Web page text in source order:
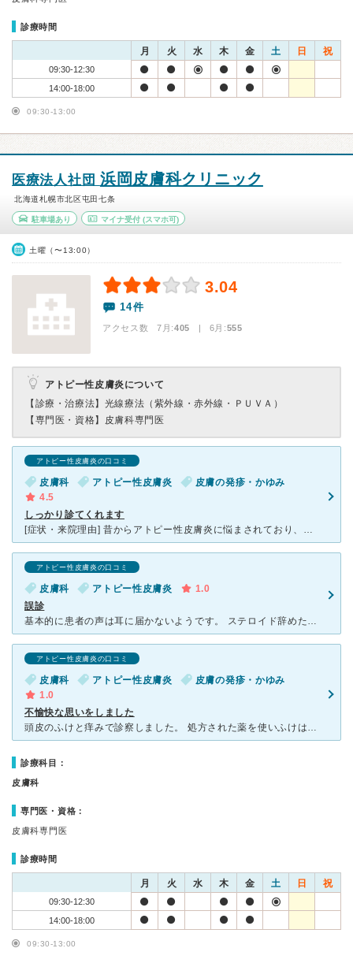
診療時間
月 火 水 木 金 土 日 祝
09:30-12:30
14:00-18:00
09:30-13:00
医療法人社団 浜岡皮膚科クリニック
北海道札幌市北区屯田七条
駐車場あり マイナ受付(スマホ可)
土曜（〜13:00）
3.04
14件
アクセス数 7月:405 | 6月:555
アトピー性皮膚炎について
【診療・治療法】 光線療法（紫外線・赤外線・ＰＵＶＡ）
【専門医・資格】 皮膚科専門医
アトピー性皮膚炎の口コミ
皮膚科 アトピー性皮膚炎
皮膚の発疹・かゆみ
4.5
しっかり診てくれます
[症状・来院理由] 昔からアトピー性皮膚炎に悩まされており、知人に良い皮膚科があると教えてもらい浜岡皮膚科クリニック行ってみました。 [医師の診断・治療法] 他の皮膚科に通っていた頃はあまり症状
アトピー性皮膚炎の口コミ
皮膚科 アトピー性皮膚炎
1.0
誤診
基本的に患者の声は耳に届かないようです。 ステロイド辞めたいと言っても無視 かゆくて寝られないから飲み薬欲しいと言っても無視 アトピーも長年こちらで通院しても改善せず ニキビだと言われ処方され
アトピー性皮膚炎の口コミ
皮膚科 アトピー性皮膚炎
皮膚の発疹・かゆみ
1.0
不愉快な思いをしました
頭皮のふけと痒みで診察しました。 処方された薬を使いふけは収まったが頭皮の回りにい出来物や炎症が悪化し痛みが出初めました。 薬を使い切り診察を受けたところ出来物や炎症はうちは関係ない、ふけが収まっ
診療科目：
皮膚科
専門医・資格：
皮膚科専門医
診療時間
月 火 水 木 金 土 日 祝
09:30-12:30
14:00-18:00
09:30-13:00